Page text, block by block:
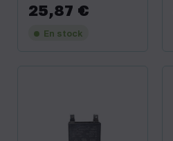
Prix
25,87 €
En stock